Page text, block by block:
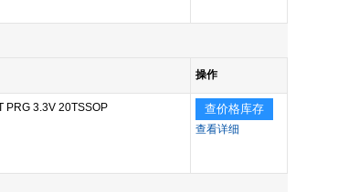
操作
PRG 3.3V 20TSSOP 查价格库存
查看详细